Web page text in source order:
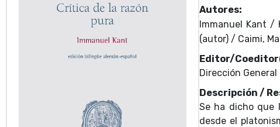
Autores:
Immanuel Kant /
(autor) / Caimi,
Editor/
Dirección
Descripción /
Se ha dicho que
desde el